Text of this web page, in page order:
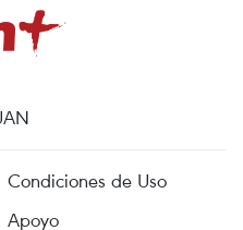
Condiciones de Uso
Apoyo